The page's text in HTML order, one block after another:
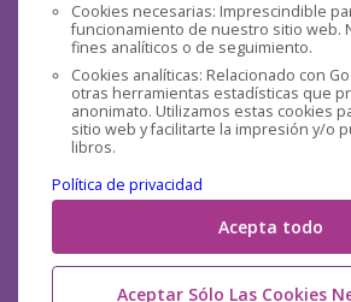
Cookies necesarias: Imprescindible
funcionamiento de nuestro sitio web.
fines analíticos o de seguimiento.
Cookies analíticas: Relacionado con
otras herramientas estadísticas que
anonimato. Utilizamos estas cookies
sitio web y facilitarte la impresión y/o
libros.
Política de privacidad
Acepta todo
Aceptar Sólo Las Cookies
Redes sociales